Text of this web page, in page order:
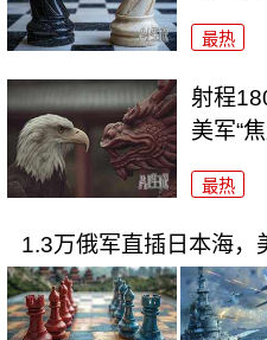
最热
射程
美军“焦
最热
1.3万俄军直插日本海，